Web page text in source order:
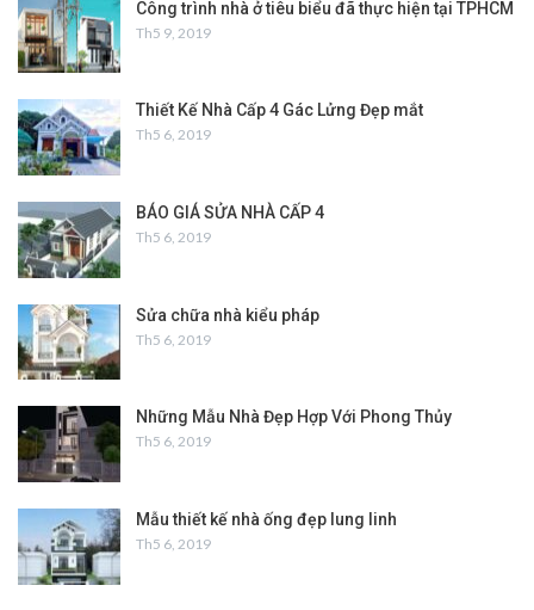
Công trình nhà ở tiêu biểu đã thực hiện tại TPHCM
Th5 9, 2019
Thiết Kế Nhà Cấp 4 Gác Lửng Đẹp mắt
Th5 6, 2019
BÁO GIÁ SỬA NHÀ CẤP 4
Th5 6, 2019
Sửa chữa nhà kiểu pháp
Th5 6, 2019
Những Mẫu Nhà Đẹp Hợp Với Phong Thủy
Th5 6, 2019
Mẫu thiết kế nhà ống đẹp lung linh
Th5 6, 2019